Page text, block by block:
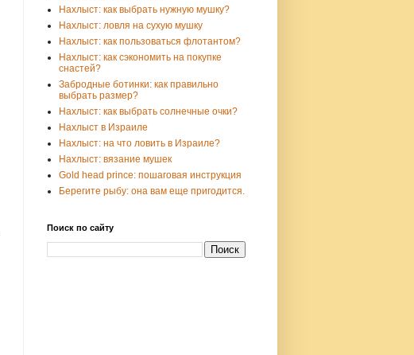
Нахлыст: как выбрать нужную мушку?
Нахлыст: ловля на сухую мушку
Нахлыст: как пользоваться флотантом?
Нахлыст: как сэкономить на покупке
снастей?
Забродные ботинки: как правильно
выбрать размер?
Нахлыст: как выбрать солнечные очки?
Нахлыст в Израиле
Нахлыст: на что ловить в Израиле?
Нахлыст: вязание мушек
Gold head prince: пошаговая инструкция
Берегите рыбу: она вам еще пригодится.
Поиск по сайту